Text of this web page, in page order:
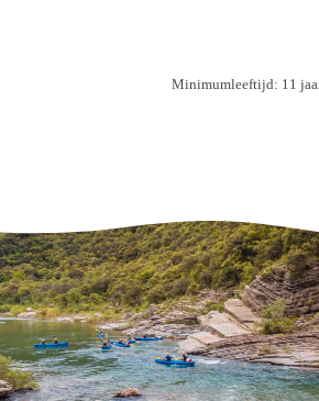
Minimumleeftijd: 11